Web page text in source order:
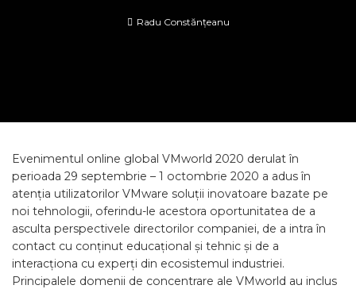
Radu Constănțeanu
Evenimentul online global VMworld 2020 derulat în
perioada 29 septembrie – 1 octombrie 2020 a adus în
atenția utilizatorilor VMware soluții inovatoare bazate pe
noi tehnologii, oferindu-le acestora oportunitatea de a
asculta perspectivele directorilor companiei, de a intra în
contact cu conținut educațional și tehnic și de a
interacționa cu experți din ecosistemul industriei.
Principalele domenii de concentrare ale VMworld au inclus